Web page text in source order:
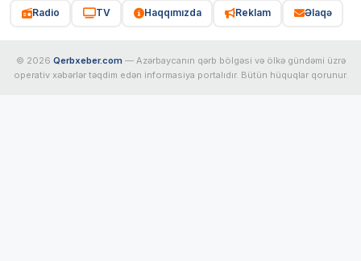
Radio TV Haqqımızda Reklam Əlaqə
© 2026 Qerbxeber.com — Azərbaycanın qərb bölgəsi və ölkə gündəmi üzrə
operativ xəbərlər təqdim edən informasiya portalıdır. Bütün hüquqlar qorunur.